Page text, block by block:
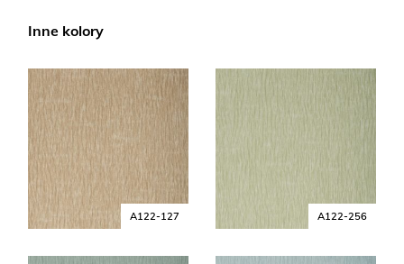
Inne kolory
A122-127 A122-256